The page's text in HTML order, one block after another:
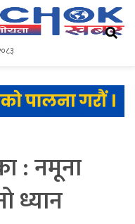
२०८३
: नमूना
ध्यान